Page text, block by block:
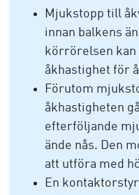
Mjukstopp till
innan balkens
körrörelsen
åkhastighet för
Förutom
åkhastigheten
efterföljande
ände nås. Den
att utföra med
En